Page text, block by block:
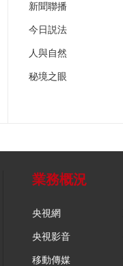
新聞聯播
今日説法
人與自然
秘境之眼
業務概況
央視網
央視影音
移動傳媒